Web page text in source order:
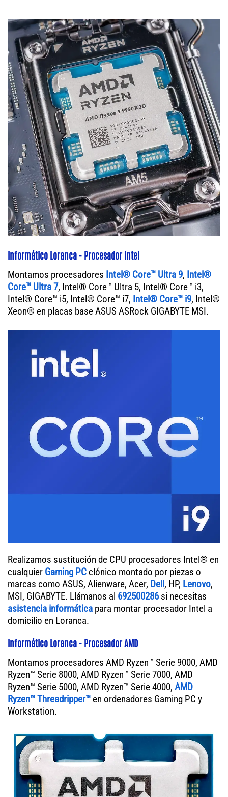
Informático Loranca - Procesador Intel
Montamos procesadores Intel® Core™ Ultra 9, Intel®
Core™ Ultra 7, Intel® Core™ Ultra 5, Intel® Core™ i3,
Intel® Core™ i5, Intel® Core™ i7, Intel® Core™ i9, Intel®
Xeon® en placas base ASUS ASRock GIGABYTE MSI.
Realizamos sustitución de CPU procesadores Intel® en
cualquier Gaming PC clónico montado por piezas o
marcas como ASUS, Alienware, Acer, Dell, HP, Lenovo,
MSI, GIGABYTE. Llámanos al 692500286si necesitas
asistencia informática para montar procesador Intel a
domicilio en Loranca.
Informático Loranca - Procesador AMD
Montamos procesadores AMD Ryzen™ Serie 9000, AMD
Ryzen™ Serie 8000, AMD Ryzen™ Serie 7000, AMD
Ryzen™ Serie 5000, AMD Ryzen™ Serie 4000, AMD
Ryzen™ Threadripper™ en ordenadores Gaming PC y
Workstation.